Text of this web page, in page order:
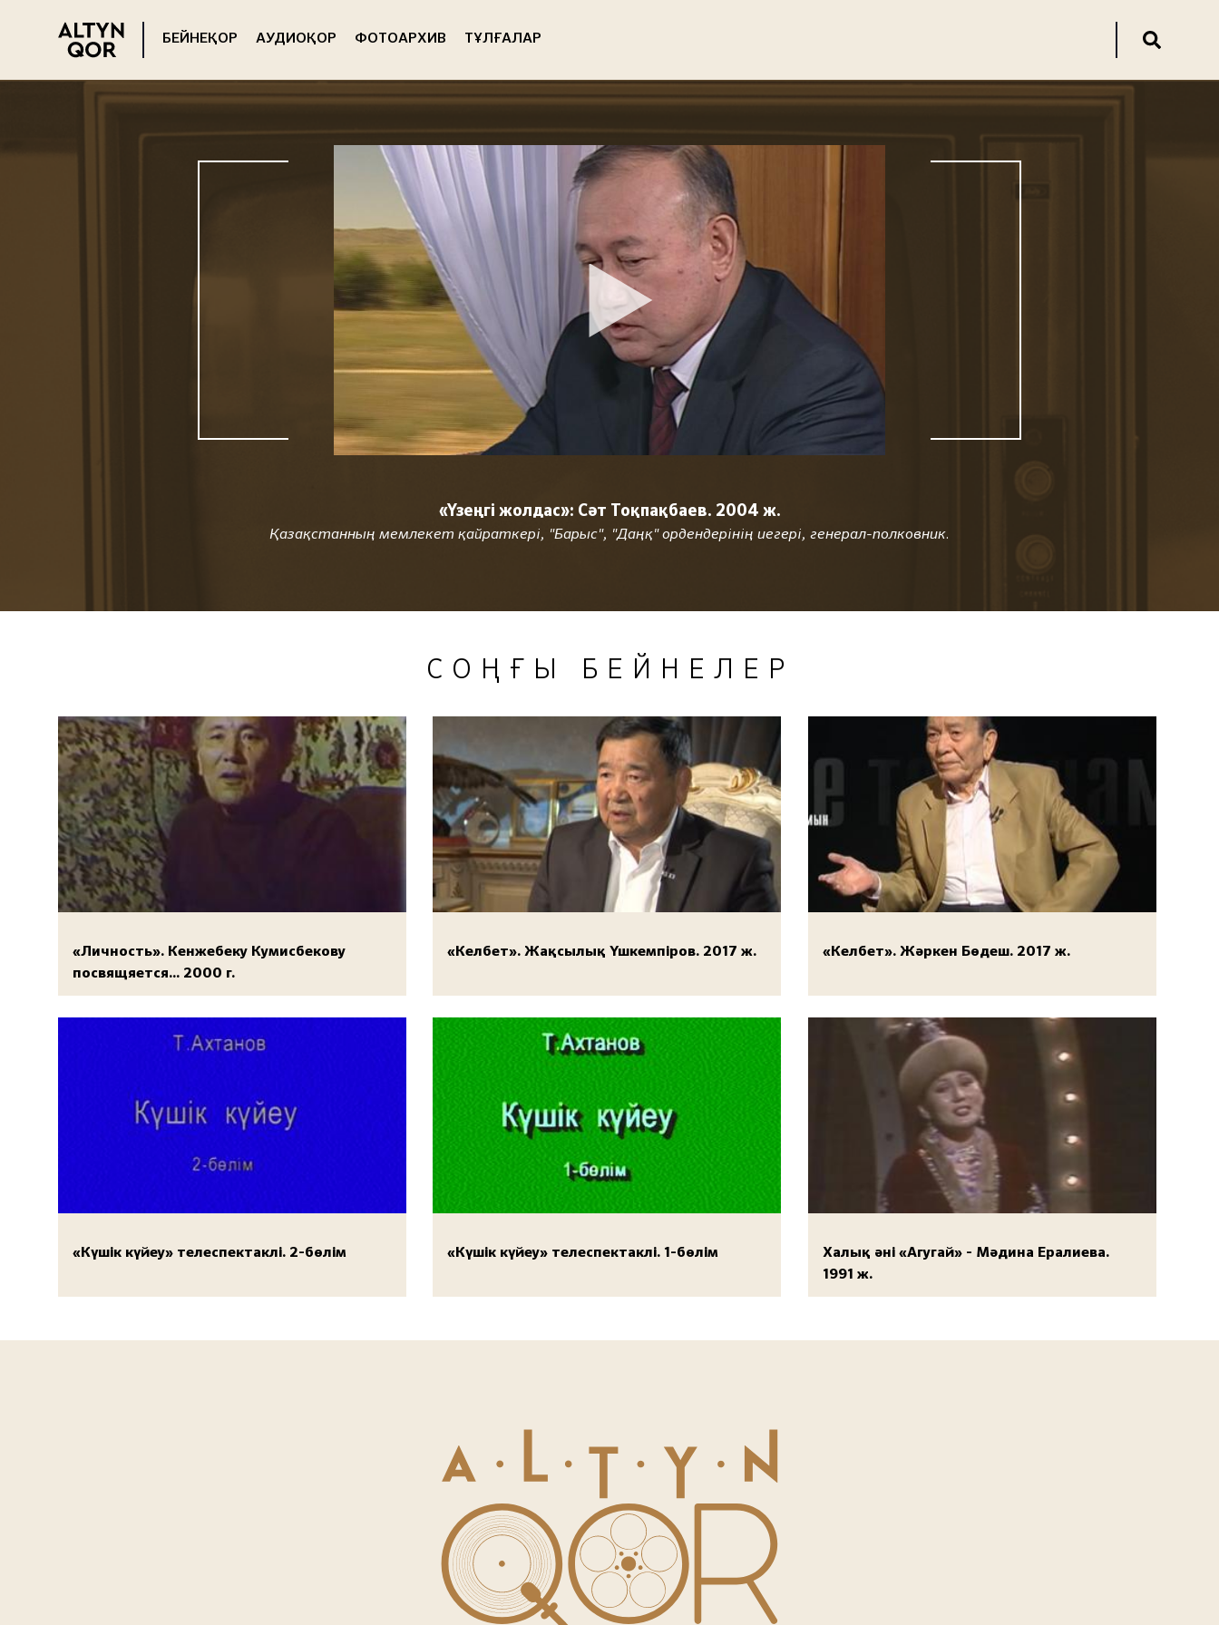
БЕЙНЕҚОР АУДИОҚОР ФОТОАРХИВ ТҰЛҒАЛАР
«Үзеңгі жолдас»: Сәт Тоқпақбаев. 2004 ж.
Қазақстанның мемлекет қайраткері, "Барыс", "Даңқ" ордендерінің иегері, генерал-полковник.
СОҢҒЫ БЕЙНЕЛЕР
«Личность». Кенжебеку Кумисбекову
посвящяется... 2000 г.
«Келбет». Жақсылық Үшкемпіров. 2017 ж. «Келбет». Жәркен Бөдеш. 2017 ж.
«Күшік күйеу» телеспектаклі. 2-бөлім «Күшік күйеу» телеспектаклі. 1-бөлім
Халық әні «Агугай» - Мәдина Ералиева.
1991 ж.